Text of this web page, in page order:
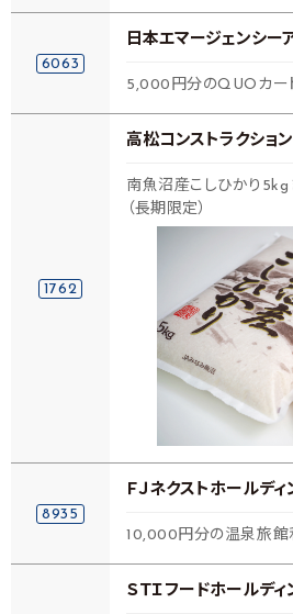
6063
日本エマージェンシー
5,000円分のQUOカード
1762
高松コンストラクショ
南魚沼産こしひかり
（長期限定）
8935
ＦＪネクストホールディ
10,000円分の温泉旅館
ＳＴＩフードホールディ